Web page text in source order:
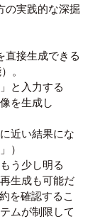
の実践的な深掘
直接生成できる
。
と入力する
を生成し
近い結果にな
）
う少し明る
生成も可能だ
を確認するこ
ムが制限して